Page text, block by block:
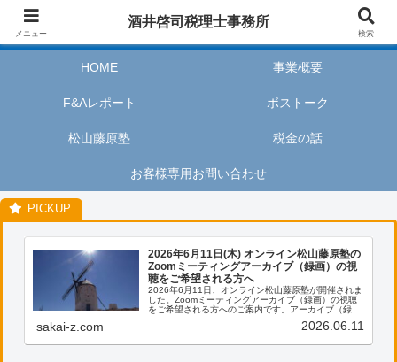
酒井啓司税理士事務所は、お客様が私たちのサービスを利用するときに、安心
HOME 事業概要
F&Aレポート ボストーク
松山藤原塾 税金の話
お客様専用お問い合わせ
2026年6月11日(木) オンライン松山藤原塾の
Zoomミーティングアーカイブ（録画）の視
聴をご希望される方へ
2026年6月11日、オンライン松山藤原塾が開催されま
した。Zoomミーティングアーカイブ（録画）の視聴
をご希望される方へのご案内です。アーカイブ（録
わせより、「松山藤原塾アーカイブ（録画）の...
sakai-z.com 2026.06.11
メニュー
酒井啓司税理士事務所
検索